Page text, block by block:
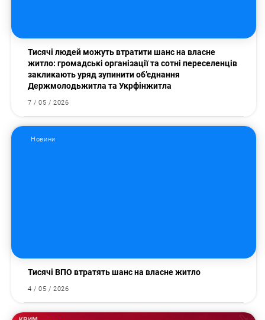
Тисячі людей можуть втратити шанс на власне
житло: громадські організації та сотні переселенців
закликають уряд зупинити об’єднання
Держмолодьжитла та Укрфінжитла
7 / 05 / 2026
Новини
Тисячі ВПО втратять шанс на власне житло
4 / 05 / 2026